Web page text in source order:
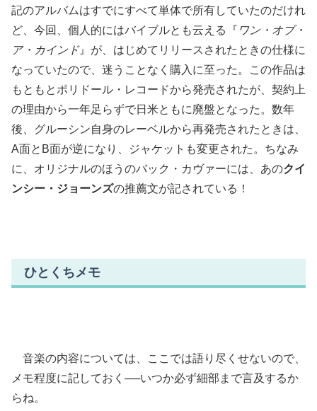
記のアルバムはすでにすべて単体で所有していたのだけれ
ど、今回、個人的にはバイブルとも云える『 ワン・オブ・
ア・カインド』が、はじめてリリースされたときの仕様に
なっていたので、迷うことなく購入に至った。この作品は
もともとポリドール・レコードから発売されたが、契約上
の理由から一年足らずで日米ともに廃盤となった。数年
後、グルーシン自身のレーベルから再発売されたときは、
A面とB面が逆になり、ジャケットも変更された。ちなみ
に、オリジナルのほうのバック・カヴァーには、あのクイ
ンシー・ジョーンズの推薦文が記されている！
ひとくちメモ
音楽の内容については、ここでは語り尽くせないので、
メモ程度に記しておく──いつか必ず細部まで言及するか
らね。